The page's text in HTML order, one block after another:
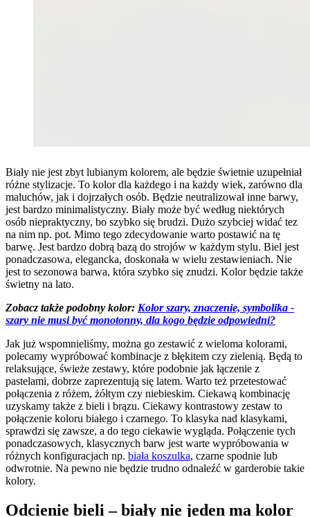
Biały nie jest zbyt lubianym kolorem, ale będzie świetnie uzupełniał
różne stylizacje. To kolor dla każdego i na każdy wiek, zarówno dla
maluchów, jak i dojrzałych osób. Będzie neutralizował inne barwy,
jest bardzo minimalistyczny. Biały może być według niektórych
osób niepraktyczny, bo szybko się brudzi. Dużo szybciej widać tez
na nim np. pot. Mimo tego zdecydowanie warto postawić na tę
barwę. Jest bardzo dobrą bazą do strojów w każdym stylu. Biel jest
ponadczasowa, elegancka, doskonała w wielu zestawieniach. Nie
jest to sezonowa barwa, która szybko się znudzi. Kolor będzie także
świetny na lato.
Zobacz także podobny kolor: Kolor szary, znaczenie, symbolika -
szary nie musi być monotonny, dla kogo będzie odpowiedni?
Jak już wspomnieliśmy, można go zestawić z wieloma kolorami,
polecamy wypróbować kombinacje z błękitem czy zielenią. Będą to
relaksujące, świeże zestawy, które podobnie jak łączenie z
pastelami, dobrze zaprezentują się latem. Warto też przetestować
połączenia z różem, żółtym czy niebieskim. Ciekawą kombinację
uzyskamy także z bieli i brązu. Ciekawy kontrastowy zestaw to
połączenie koloru białego i czarnego. To klasyka nad klasykami,
sprawdzi się zawsze, a do tego ciekawie wygląda. Połączenie tych
ponadczasowych, klasycznych barw jest warte wypróbowania w
różnych konfiguracjach np. biała koszulka, czarne spodnie lub
odwrotnie. Na pewno nie będzie trudno odnaleźć w garderobie takie
kolory.
Odcienie bieli – biały nie jeden ma kolor